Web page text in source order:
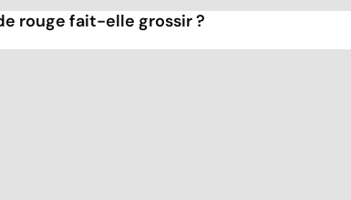
rouge fait-elle grossir ?